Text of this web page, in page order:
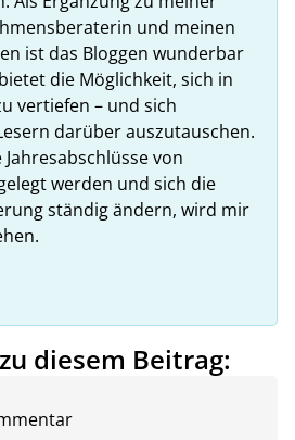
und meinen
ist das Bloggen wunderbar
die Möglichkeit, sich in
vertiefen – und sich
darüber auszutauschen.
Jahresabschlüsse von
werden und sich die
ständig ändern, wird mir
diesem Beitrag: